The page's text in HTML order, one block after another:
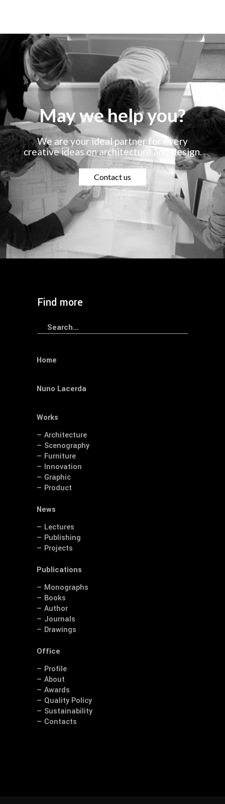
May we help you?
We are your ideal partner for every
creative ideas on architecture and design.
Contact us
Find more
Search
Home
Nuno Lacerda
Works
— Architecture
— Scenography
— Furniture
— Innovation
— Graphic
— Product
News
— Lectures
— Publishing
— Projects
Publications
— Monographs
— Books
— Author
— Journals
— Drawings
Office
— Profile
— About
— Awards
— Quality Policy
— Sustainability
— Contacts